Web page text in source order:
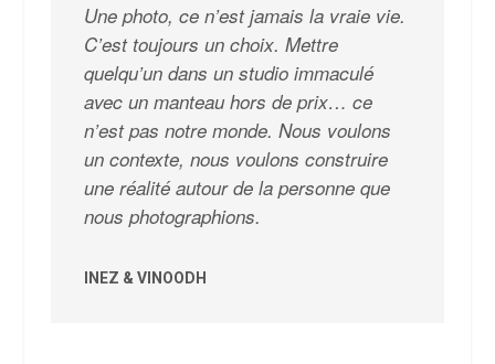
Une photo, ce n’est jamais la vraie vie.
C’est toujours un choix. Mettre
quelqu’un dans un studio immaculé
avec un manteau hors de prix… ce
n’est pas notre monde. Nous voulons
un contexte, nous voulons construire
une réalité autour de la personne que
nous photographions.
INEZ & VINOODH